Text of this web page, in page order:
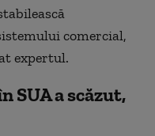
comercial,
expertul.
SUA a scăzut,